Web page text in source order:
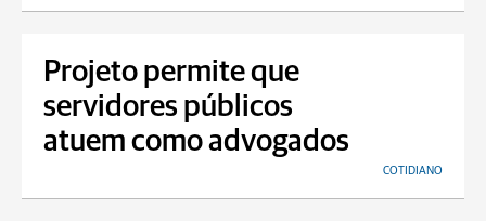
Projeto permite que
servidores públicos
atuem como advogados
COTIDIANO